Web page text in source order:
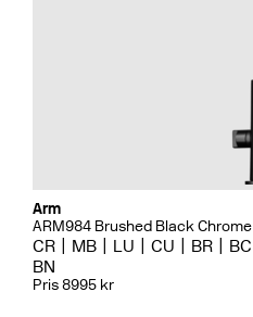
Arm
ARM984 Brushed Black Chrome
CR MB LU CU BR BC
BN
Pris 8995 kr